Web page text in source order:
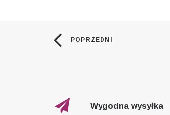
POPRZEDNI
Wygodna wysyłka